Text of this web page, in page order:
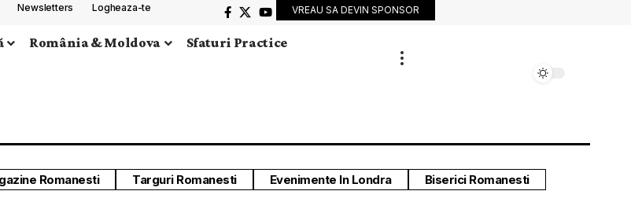
Newsletters Logheaza-te VREAU SA DEVIN SPONSOR
România & Moldova
Sfaturi Practice
Biserici Romanesti
Evenimente In Londra
Targuri Romanesti
Romanesti